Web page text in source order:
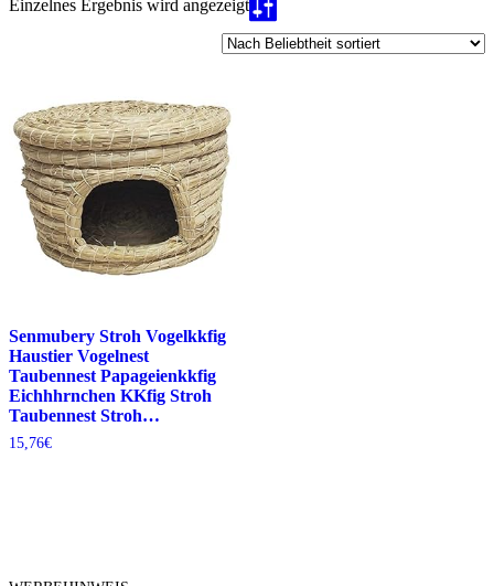
Einzelnes Ergebnis wird angezeigt
Senmubery Stroh Vogelkkfig
Haustier Vogelnest
Taubennest Papageienkkfig
Eichhhrnchen KKfig Stroh
Taubennest Stroh…
15,76€